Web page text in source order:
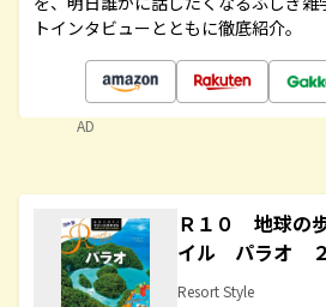
トインタビューとともに徹底紹介。
AD
Ｒ１０ 地球の
イル パラオ ２
Resort Style